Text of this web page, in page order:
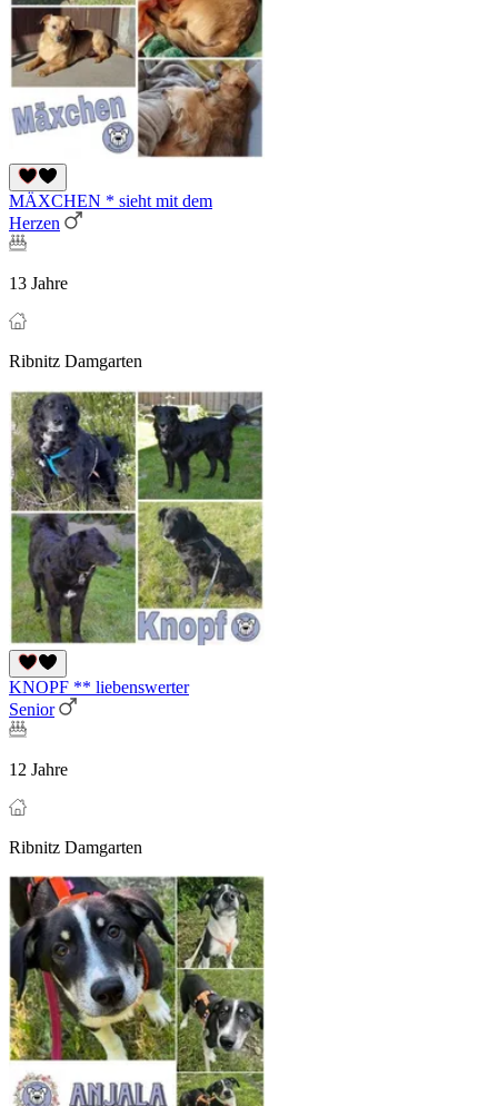
MÄXCHEN * sieht mit dem
Herzen
13 Jahre
Ribnitz Damgarten
KNOPF ** liebenswerter
Senior
12 Jahre
Ribnitz Damgarten